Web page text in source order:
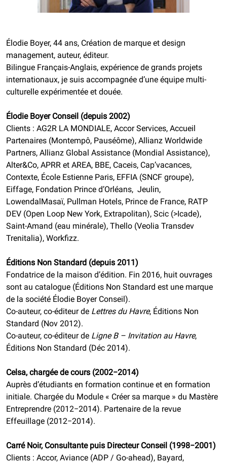
Élodie Boyer, 44 ans, Création de marque et design
management, auteur, éditeur.
Bilingue Français-Anglais, expérience de grands projets
internationaux, je suis accompagnée d’une équipe multi-
culturelle expérimentée et douée.
Élodie Boyer Conseil (depuis 2002)
Clients : AG2R LA MONDIALE, Accor Services, Accueil
Partenaires (Montempô, Pauséôme), Allianz Worldwide
Partners, Allianz Global Assistance (Mondial Assistance),
Alter&Co, APRR et AREA, BBE, Caceis, Cap’vacances,
Contexte, École Estienne Paris, EFFIA (SNCF groupe),
Eiffage, Fondation Prince d’Orléans, Jeulin,
LowendalMasaï, Pullman Hotels, Prince de France, RATP
DEV (Open Loop New York, Extrapolitan), Scic (>Icade),
Saint-Amand (eau minérale), Thello (Veolia Transdev
Trenitalia), Workfizz.
Éditions Non Standard (depuis 2011)
Fondatrice de la maison d’édition. Fin 2016, huit ouvrages
sont au catalogue (Éditions Non Standard est une marque
de la société Élodie Boyer Conseil).
Co-auteur, co-éditeur de Lettres du Havre, Éditions Non
Standard (Nov 2012).
Co-auteur, co-éditeur de Ligne B – Invitation au Havre,
Éditions Non Standard (Déc 2014).
Celsa, chargée de cours (2002−2014)
Auprès d’étudiants en formation continue et en formation
initiale. Chargée du Module « Créer sa marque » du Mastère
Entreprendre (2012−2014). Partenaire de la revue
Effeuillage (2012−2014).
Carré Noir, Consultante puis Directeur Conseil (1998−2001)
Clients : Accor, Aviance (ADP / Go-ahead), Bayard,